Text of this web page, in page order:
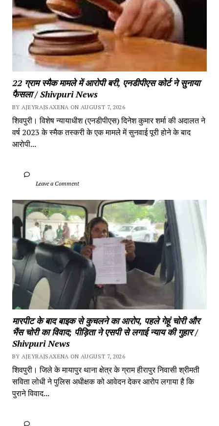
22 ग्राम स्मैक मामले में आरोपी बरी, एनडीपीएस कोर्ट ने सुनाया
फैसला / Shivpuri News
BY AJEYRAJSAXENA ON AUGUST 7, 2026
शिवपुरी। विशेष न्यायाधीश (एनडीपीएस) दिनेश कुमार शर्मा की अदालत ने
वर्ष 2023 के स्मैक तस्करी के एक मामले में सुनवाई पूरी होने के बाद
आरोपी...
		Leave a Comment
मारपीट के बाद बाइक से कुचलने का आरोप, पहले गेहूं चोरी और
भैंस चोरी का विवाद; पीड़िता ने एसपी से लगाई न्याय की गुहार /
Shivpuri News
BY AJEYRAJSAXENA ON AUGUST 7, 2026
शिवपुरी। जिले के मायापुर थाना क्षेत्र के ग्राम हीरापुर निवासी श्रीमती
सविता लोधी ने पुलिस अधीक्षक को आवेदन देकर आरोप लगाया है कि
पुराने विवाद...